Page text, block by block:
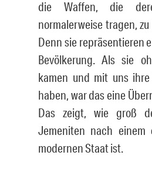
die Waffen, die
normalerweise tragen, zu
Denn sie repräsentieren
Bevölkerung. Als sie
kamen und mit uns
haben, war das eine
Das zeigt, wie groß
Jemeniten nach einem
modernen Staat ist.